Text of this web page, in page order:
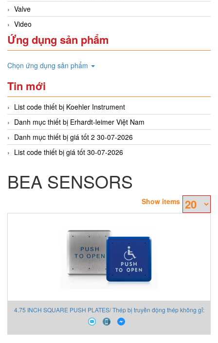
Valve
Video
Ứng dụng sản phẩm
Chọn ứng dụng sản phẩm
Tin mới
List code thiết bị Koehler Instrument
Danh mục thiết bị Erhardt-leimer Việt Nam
Danh mục thiết bị giá tốt 2 30-07-2026
List code thiết bị giá tốt 30-07-2026
BEA SENSORS
Show items
4.75 INCH SQUARE PUSH PLATES/ Thép bị truyền động thép không gỉ: